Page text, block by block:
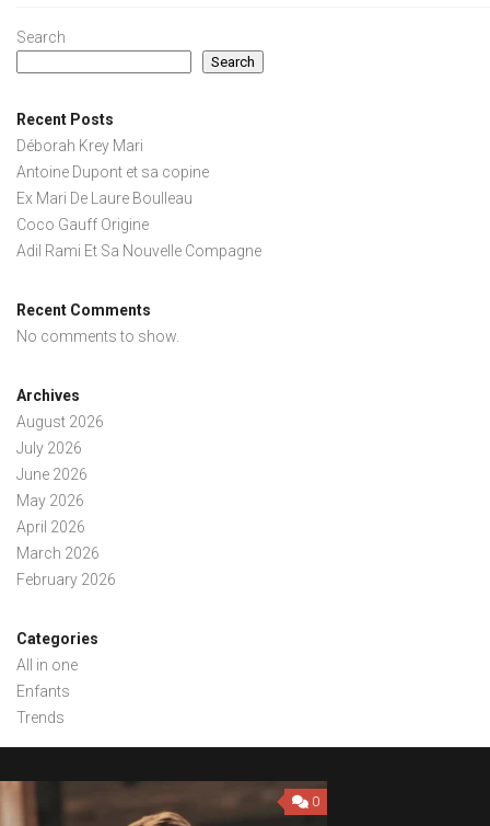
Search
Search
Recent Posts
Déborah Krey Mari
Antoine Dupont et sa copine
Ex Mari De Laure Boulleau
Coco Gauff Origine
Adil Rami Et Sa Nouvelle Compagne
Recent Comments
No comments to show.
Archives
August 2026
July 2026
June 2026
May 2026
April 2026
March 2026
February 2026
Categories
All in one
Enfants
Trends
0